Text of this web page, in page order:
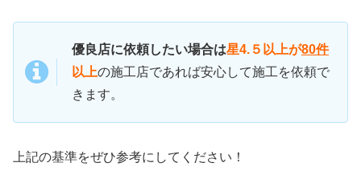
優良店に依頼したい場合は星4.５以上が80件
以上の施工店であれば安心して施工を依頼で
きます。
上記の基準をぜひ参考にしてください！